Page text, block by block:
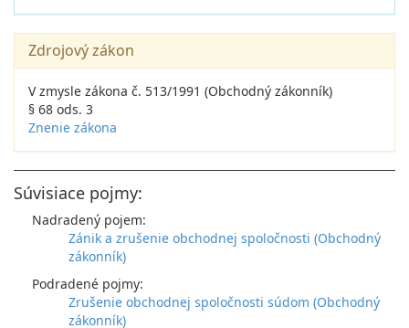
Zdrojový zákon
V zmysle zákona č. 513/1991 (Obchodný zákonník)
§ 68 ods. 3
Znenie zákona
Súvisiace pojmy:
Nadradený pojem:
Zánik a zrušenie obchodnej spoločnosti (Obchodný
zákonník)
Podradené pojmy:
Zrušenie obchodnej spoločnosti súdom (Obchodný
zákonník)